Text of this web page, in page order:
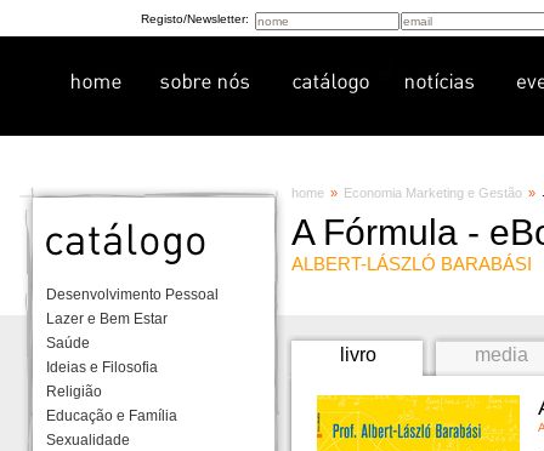
Registo/Newsletter:
Desenvolvimento Pessoal
Lazer e Bem Estar
Saúde
Ideias e Filosofia
Religião
Educação e Família
Sexualidade
home » Economia Marketing e Gestão »
A Fórmula -
ALBERT-LÁSZLÓ BARABÁSI
livro media